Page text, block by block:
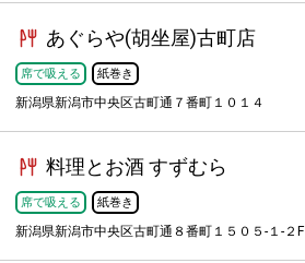
あぐらや(胡坐屋)古町店
席で吸える 紙巻き
新潟県新潟市中央区古町通７番町１０１４
料理とお酒 すずむら
席で吸える 紙巻き
新潟県新潟市中央区古町通８番町１５０５-１-２F